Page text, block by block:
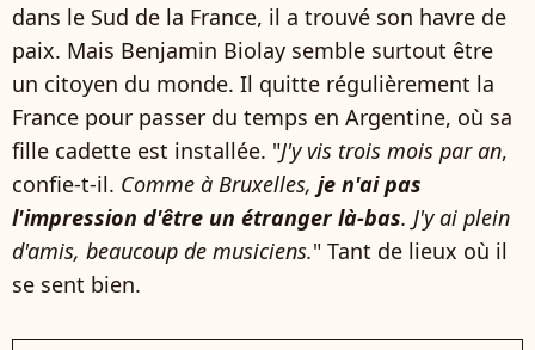
dans le Sud de la France, il a trouvé son havre de
paix. Mais Benjamin Biolay semble surtout être
un citoyen du monde. Il quitte régulièrement la
France pour passer du temps en Argentine, où sa
fille cadette est installée. "J'y vis trois mois par an,
confie-t-il. Comme à Bruxelles, je n'ai pas
l'impression d'être un étranger là-bas. J'y ai plein
d'amis, beaucoup de musiciens." Tant de lieux où il
se sent bien.